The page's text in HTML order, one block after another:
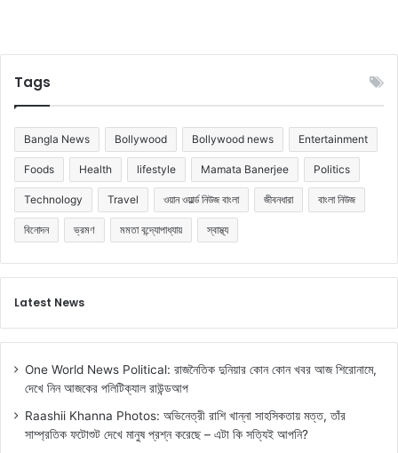
Tags
Bangla News Bollywood Bollywood news Entertainment
Foods Health lifestyle Mamata Banerjee Politics
Technology Travel ওয়ান ওয়ার্ল্ড নিউজ বাংলা জীবনধারা বাংলা নিউজ
বিনোদন ভ্রমণ মমতা বন্দ্যোপাধ্যায় স্বাস্থ্য
Latest News
One World News Political: রাজনৈতিক দুনিয়ার কোন কোন খবর আজ শিরোনামে,
দেখে নিন আজকের পলিটিক্যাল রাউন্ডআপ
Raashii Khanna Photos: অভিনেত্রী রাশি খান্না সাহসিকতায় মত্ত, তাঁর
সাম্প্রতিক ফটোশুট দেখে মানুষ প্রশ্ন করেছে – এটা কি সত্যিই আপনি?